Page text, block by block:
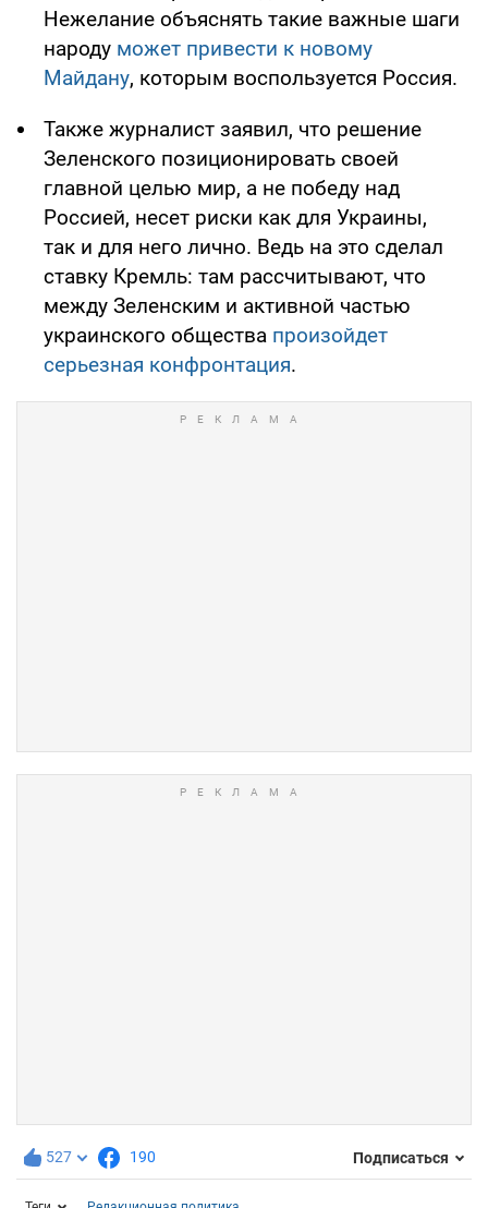
Нежелание объяснять такие важные шаги
народу может привести к новому
Майдану, которым воспользуется Россия.
Также журналист заявил, что решение
Зеленского позиционировать своей
главной целью мир, а не победу над
Россией, несет риски как для Украины,
так и для него лично. Ведь на это сделал
ставку Кремль: там рассчитывают, что
между Зеленским и активной частью
украинского общества произойдет
серьезная конфронтация.
527 190 Подписаться